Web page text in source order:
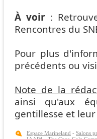
À voir :
Rencontres du
Pour plus
précédents ou
Note de la
ainsi qu'aux
gentillesse et
Espace Marineland - Salons